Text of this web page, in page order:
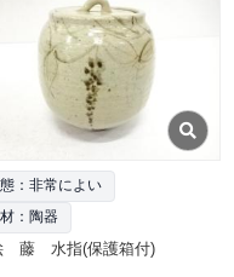
：非常によい
：陶器
藤 水指(保護箱付)